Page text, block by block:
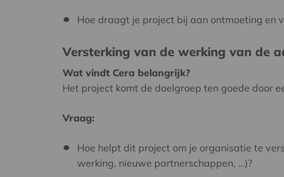
Hoe draagt je project bij aan ontmoeting en
Versterking van de werking van de
Wat vindt Cera belangrijk?
Het project komt de doelgroep ten goede door
Vraag:
Hoe helpt dit project om je organisatie te
werking, nieuwe partnerschappen, …)?